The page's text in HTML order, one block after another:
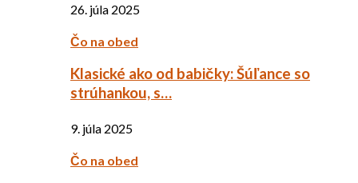
26. júla 2025
Čo na obed
Klasické ako od babičky: Šúľance so
strúhankou, s…
9. júla 2025
Čo na obed